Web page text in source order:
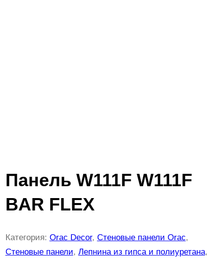
Панель W111F W111F
BAR FLEX
Категория: Orac Decor, Стеновые панели Orac
Стеновые панели, Лепнина из гипса и полиуретана